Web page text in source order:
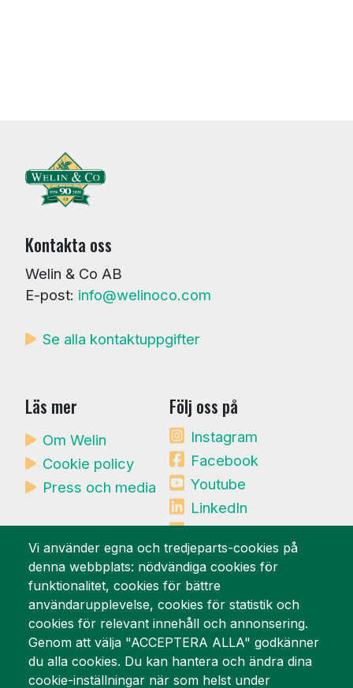
Kontakta oss
Welin & Co AB
E-post: info@welinoco.com
Se alla kontaktuppgifter
Läs mer
Om Welin
Cookie policy
Press och media
Följ oss på
Instagram
Facebook
Youtube
LinkedIn
Mynewsdesk
Vi är stolta över
Vi använder egna och tredjeparts-cookies på
denna webbplats: nödvändiga cookies för
funktionalitet, cookies för bättre
användarupplevelse, cookies för statistik och
cookies för relevant innehåll och annonsering.
Genom att välja "ACCEPTERA ALLA" godkänner
du alla cookies. Du kan hantera och ändra dina
cookie-inställningar när som helst under